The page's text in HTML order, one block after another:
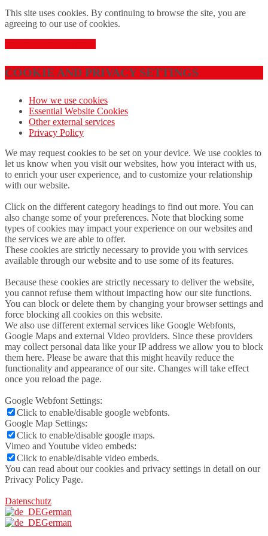
This site uses cookies. By continuing to browse the site, you are
agreeing to our use of cookies.
COOKIE AND PRIVACY SETTINGS
How we use cookies
Essential Website Cookies
Other external services
Privacy Policy
We may request cookies to be set on your device. We use cookies to
let us know when you visit our websites, how you interact with us,
to enrich your user experience, and to customize your relationship
with our website.
Click on the different category headings to find out more. You can
also change some of your preferences. Note that blocking some
types of cookies may impact your experience on our websites and
the services we are able to offer.
These cookies are strictly necessary to provide you with services
available through our website and to use some of its features.
Because these cookies are strictly necessary to deliver the website,
you cannot refuse them without impacting how our site functions.
You can block or delete them by changing your browser settings and
force blocking all cookies on this website.
We also use different external services like Google Webfonts,
Google Maps and external Video providers. Since these providers
may collect personal data like your IP address we allow you to block
them here. Please be aware that this might heavily reduce the
functionality and appearance of our site. Changes will take effect
once you reload the page.
Google Webfont Settings:
Click to enable/disable google webfonts.
Google Map Settings:
Click to enable/disable google maps.
Vimeo and Youtube video embeds:
Click to enable/disable video embeds.
You can read about our cookies and privacy settings in detail on our
Privacy Policy Page.
Datenschutz
German
German